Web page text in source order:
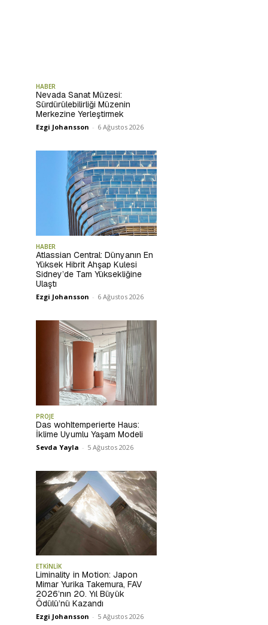
HABER
Nevada Sanat Müzesi:
Sürdürülebilirliği Müzenin
Merkezine Yerleştirmek
Ezgi Johansson - 6 Ağustos 2026
HABER
Atlassian Central: Dünyanın En
Yüksek Hibrit Ahşap Kulesi
Sidney’de Tam Yüksekliğine
Ulaştı
Ezgi Johansson - 6 Ağustos 2026
PROJE
Das wohltemperierte Haus:
İklime Uyumlu Yaşam Modeli
Sevda Yayla - 5 Ağustos 2026
ETKİNLİK
Liminality in Motion: Japon
Mimar Yurika Takemura, FAV
2026’nın 20. Yıl Büyük
Ödülü’nü Kazandı
Ezgi Johansson - 5 Ağustos 2026